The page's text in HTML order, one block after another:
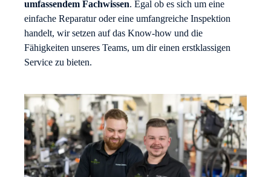
umfassendem Fachwissen. Egal ob es sich um eine
einfache Reparatur oder eine umfangreiche Inspektion
handelt, wir setzen auf das Know-how und die
Fähigkeiten unseres Teams, um dir einen erstklassigen
Service zu bieten.